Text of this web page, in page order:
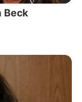
Beck